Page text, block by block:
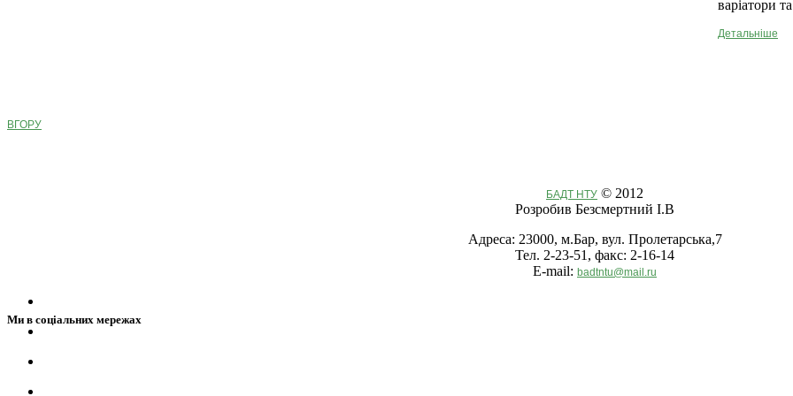
варіатори
Детальніше
ВГОРУ
БАДТ НТУ © 2012
Розробив Безсмертний І.В
Адреса: 23000, м.Бар, вул. Пролетарська,7
Тел. 2-23-51, факс: 2-16-14
E-mail: badtntu@mail.ru
Ми в соціальних мережах